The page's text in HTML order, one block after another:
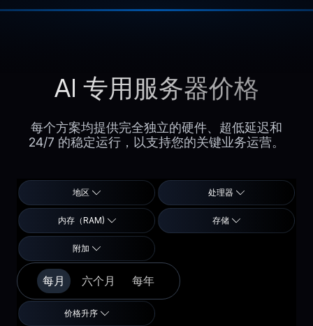
AI 专用服务器价格
每个方案均提供完全独立的硬件、超低延迟和
24/7 的稳定运行，以支持您的关键业务运营。
地区 处理器
内存（RAM) 存储
附加
每月 六个月 每年
价格升序